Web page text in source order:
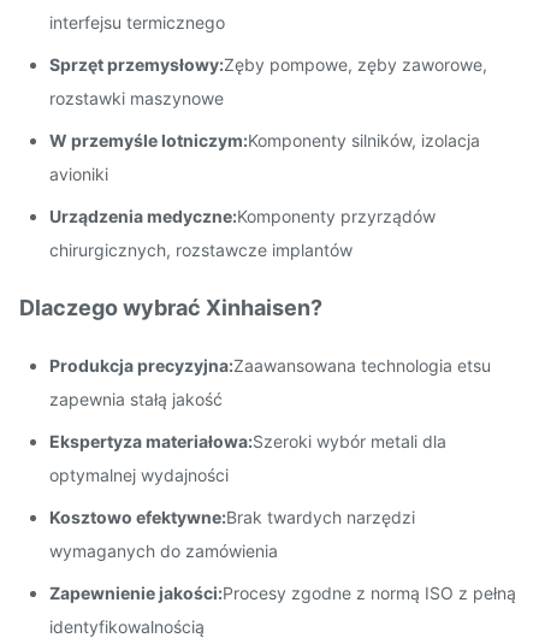
interfejsu termicznego
Sprzęt przemysłowy:Zęby pompowe, zęby zaworowe,
rozstawki maszynowe
W przemyśle lotniczym:Komponenty silników, izolacja
avioniki
Urządzenia medyczne:Komponenty przyrządów
chirurgicznych, rozstawcze implantów
Dlaczego wybrać Xinhaisen?
Produkcja precyzyjna:Zaawansowana technologia etsu
zapewnia stałą jakość
Ekspertyza materiałowa:Szeroki wybór metali dla
optymalnej wydajności
Kosztowo efektywne:Brak twardych narzędzi
wymaganych do zamówienia
Zapewnienie jakości:Procesy zgodne z normą ISO z pełną
identyfikowalnością